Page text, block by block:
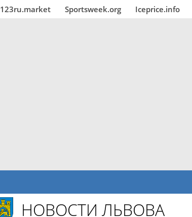
123ru.market Sportsweek.org Iceprice.info
НОВОСТИ ЛЬВОВА